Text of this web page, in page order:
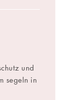
und
segeln in